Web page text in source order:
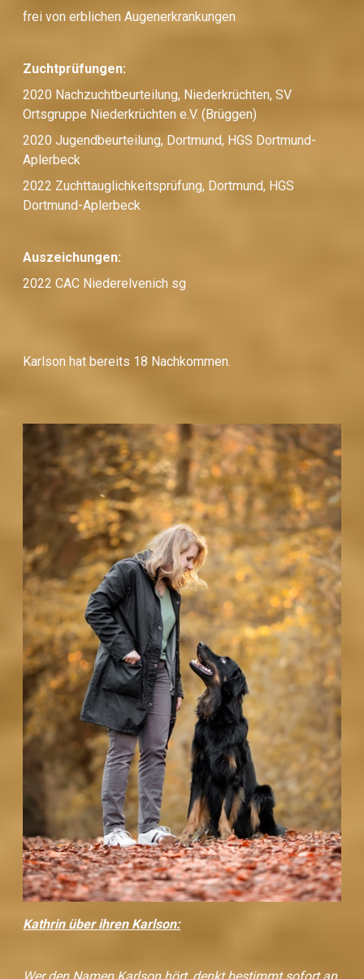
frei von erblichen Augenerkrankungen
Zuchtprüfungen:
2020 Nachzuchtbeurteilung, Niederkrüchten, SV
Ortsgruppe Niederkrüchten e.V. (Brüggen)
2020 Jugendbeurteilung, Dortmund, HGS Dortmund-
Aplerbeck
2022 Zuchttauglichkeitsprüfung, Dortmund, HGS
Dortmund-Aplerbeck
Auszeichungen:
2022 CAC Niederelvenich sg
Karlson hat bereits 18 Nachkommen.
Kathrin über ihren Karlson:
Wer den Namen Karlson hört, denkt bestimmt sofort an